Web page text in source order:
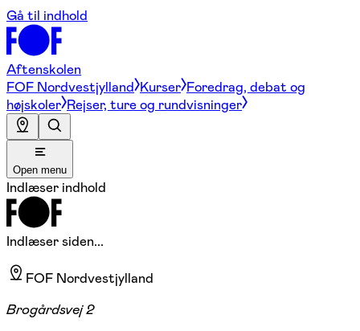
Gå til indhold
Aftenskolen
FOF Nordvestjylland Kurser Foredrag, debat og
højskoler Rejser, ture og rundvisninger
Open menu
Indlæser indhold
Indlæser siden...
FOF Nordvestjylland
Brogårdsvej 2